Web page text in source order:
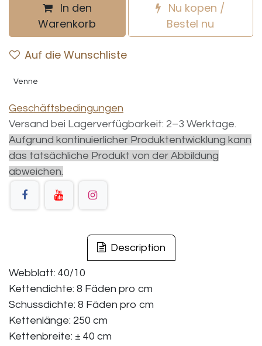
In den
Warenkorb
Nu kopen /
Bestel nu
Auf die Wunschliste
Venne
Geschäftsbedingungen
Versand bei Lagerverfügbarkeit: 2–3 Werktage.
Aufgrund kontinuierlicher Produktentwicklung kann
das tatsächliche Produkt von der Abbildung
abweichen.
Description
Webblatt: 40/10
Kettendichte: 8 Fäden pro cm
Schussdichte: 8 Fäden pro cm
Kettenlänge: 250 cm
Kettenbreite: ± 40 cm